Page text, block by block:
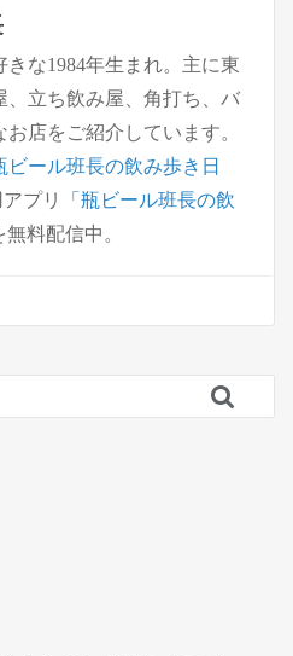
きな1984年生まれ。主に東
、立ち飲み屋、角打ち、バ
お店をご紹介しています。
ビール班長の飲み歩き日
アプリ
「瓶ビール班長の飲
無料配信中。
